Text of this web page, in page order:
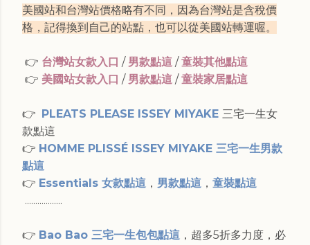
美國站和台灣站價格略有不同，因為台灣站是含稅價
格，記得換到自己的站點，也可以從美國站轉運喔。
👉 台灣站女款入口 / 男款點這 /童裝其他點這
👉 美國站女款入口 / 男款點這 /童裝家居點這
👉 PLEATS PLEASE ISSEY MIYAKE 三宅一生女
款點這
👉 HOMME PLISSÉ ISSEY MIYAKE 三宅一生男款
點這
👉 Essentials 女款點這 ， 男款點這 ， 童裝點這
..................
👉 Bao Bao 三宅一生包包點這 ，超多5折多力度，必